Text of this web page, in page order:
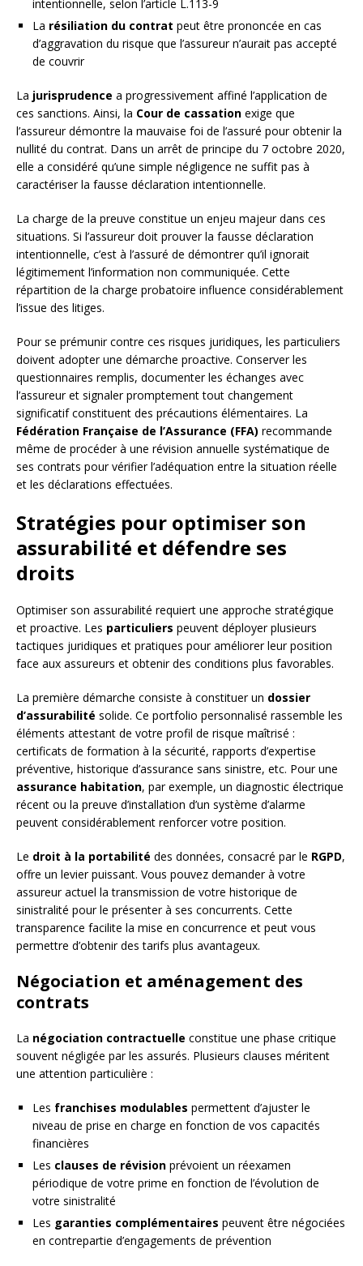
intentionnelle, selon l’article L.113-9
La résiliation du contrat peut être prononcée en cas
d’aggravation du risque que l’assureur n’aurait pas accepté
de couvrir
La jurisprudence a progressivement affiné l’application de
ces sanctions. Ainsi, la Cour de cassation exige que
l’assureur démontre la mauvaise foi de l’assuré pour obtenir la
nullité du contrat. Dans un arrêt de principe du 7 octobre 2020,
elle a considéré qu’une simple négligence ne suffit pas à
caractériser la fausse déclaration intentionnelle.
La charge de la preuve constitue un enjeu majeur dans ces
situations. Si l’assureur doit prouver la fausse déclaration
intentionnelle, c’est à l’assuré de démontrer qu’il ignorait
légitimement l’information non communiquée. Cette
répartition de la charge probatoire influence considérablement
l’issue des litiges.
Pour se prémunir contre ces risques juridiques, les particuliers
doivent adopter une démarche proactive. Conserver les
questionnaires remplis, documenter les échanges avec
l’assureur et signaler promptement tout changement
significatif constituent des précautions élémentaires. La
Fédération Française de l’Assurance (FFA) recommande
même de procéder à une révision annuelle systématique de
ses contrats pour vérifier l’adéquation entre la situation réelle
et les déclarations effectuées.
Stratégies pour optimiser son
assurabilité et défendre ses
droits
Optimiser son assurabilité requiert une approche stratégique
et proactive. Les particuliers peuvent déployer plusieurs
tactiques juridiques et pratiques pour améliorer leur position
face aux assureurs et obtenir des conditions plus favorables.
La première démarche consiste à constituer un dossier
d’assurabilité solide. Ce portfolio personnalisé rassemble les
éléments attestant de votre profil de risque maîtrisé :
certificats de formation à la sécurité, rapports d’expertise
préventive, historique d’assurance sans sinistre, etc. Pour une
assurance habitation, par exemple, un diagnostic électrique
récent ou la preuve d’installation d’un système d’alarme
peuvent considérablement renforcer votre position.
Le droit à la portabilité des données, consacré par le RGPD,
offre un levier puissant. Vous pouvez demander à votre
assureur actuel la transmission de votre historique de
sinistralité pour le présenter à ses concurrents. Cette
transparence facilite la mise en concurrence et peut vous
permettre d’obtenir des tarifs plus avantageux.
Négociation et aménagement des
contrats
La négociation contractuelle constitue une phase critique
souvent négligée par les assurés. Plusieurs clauses méritent
une attention particulière :
Les franchises modulables permettent d’ajuster le
niveau de prise en charge en fonction de vos capacités
financières
Les clauses de révision prévoient un réexamen
périodique de votre prime en fonction de l’évolution de
votre sinistralité
Les garanties complémentaires peuvent être négociées
en contrepartie d’engagements de prévention